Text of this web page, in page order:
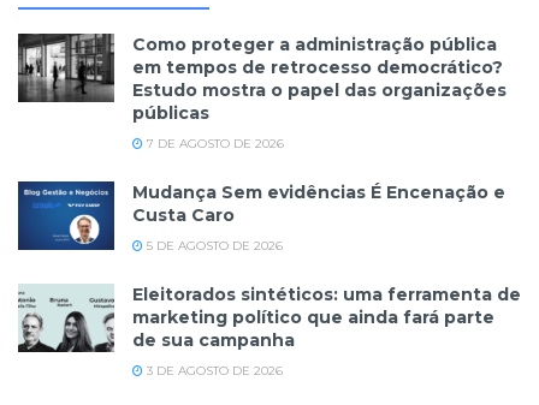
Como proteger a administração pública
em tempos de retrocesso democrático?
Estudo mostra o papel das organizações
públicas
7 DE AGOSTO DE 2026
Mudança Sem evidências É Encenação e
Custa Caro
5 DE AGOSTO DE 2026
Eleitorados sintéticos: uma ferramenta de
marketing político que ainda fará parte
de sua campanha
3 DE AGOSTO DE 2026